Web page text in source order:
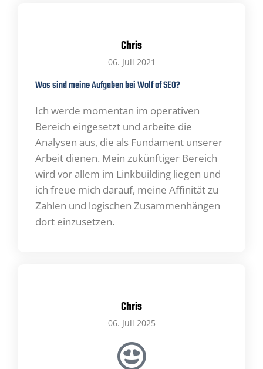
dazu beitragen, dass unsere Kunden
wachsende Erfolge zu verzeichnen haben.
Schon früher und immer noch hat mich
schwierige Aufgaben anzugehen und
Verantwortung zu übernehmen.
Chris
06. Juli 2021
Was sind meine Aufgaben bei Wolf of SEO?
Ich werde momentan im operativen
Bereich eingesetzt und arbeite die
Analysen aus, die als Fundament unserer
Arbeit dienen. Mein zukünftiger Bereich
wird vor allem im Linkbuilding liegen und
ich freue mich darauf, meine Affinität zu
Zahlen und logischen Zusammenhängen
dort einzusetzen.
Chris
06. Juli 2025